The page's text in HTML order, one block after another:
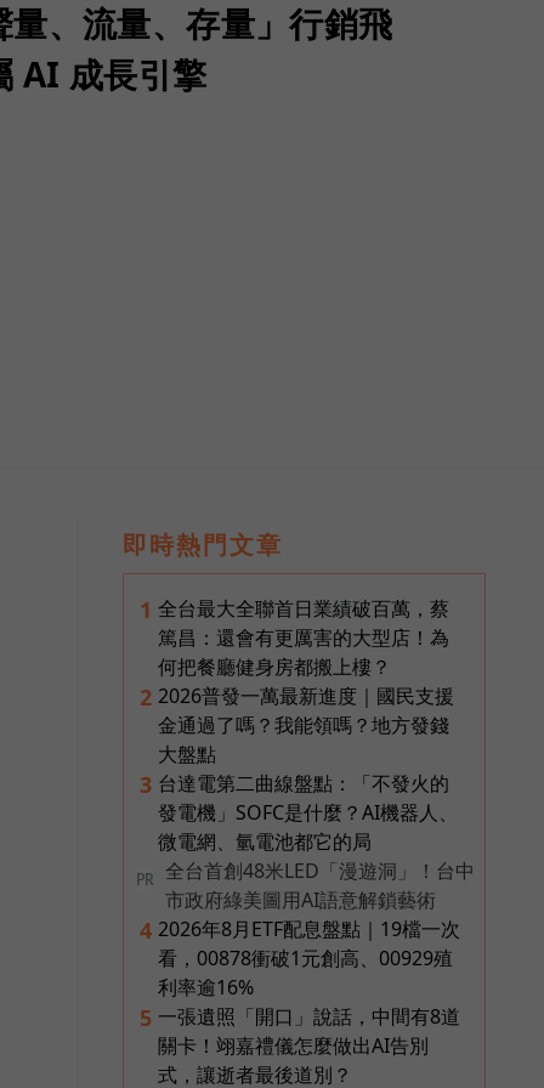
、流量、存量」行銷飛
AI 成長引擎
即時熱門文章
1 全台最大全聯首日業績破百萬，蔡
篤昌：還會有更厲害的大型店！為
何把餐廳健身房都搬上樓？
2 2026普發一萬最新進度｜國民支援
金通過了嗎？我能領嗎？地方發錢
大盤點
3 台達電第二曲線盤點：「不發火的
發電機」SOFC是什麼？AI機器人、
微電網、氫電池都它的局
PR
全台首創48米LED「漫遊洞」！台中
市政府綠美圖用AI語意解鎖藝術
4 2026年8月ETF配息盤點｜19檔一次
看，00878衝破1元創高、00929殖
利率逾16%
5 一張遺照「開口」說話，中間有8道
關卡！翊嘉禮儀怎麼做出AI告別
式，讓逝者最後道別？